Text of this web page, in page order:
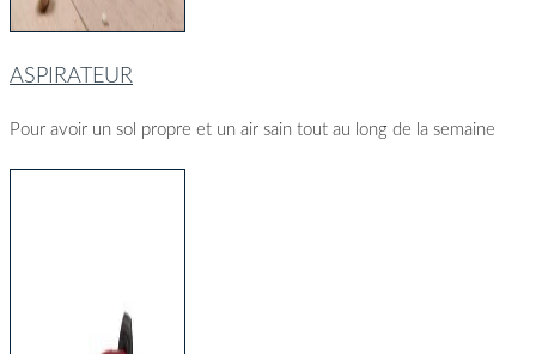
ASPIRATEUR
Pour avoir un sol propre et un air sain tout au long de la semaine